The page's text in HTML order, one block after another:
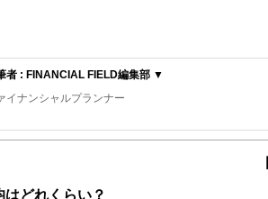
者 : FINANCIAL FIELD編集部 ▼
イナンシャルプランナー
編集部は、金融、経済に関する記事を、日
ら記事掲載まですべての工程に関わることで、読者目
はどれくらい？